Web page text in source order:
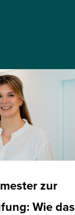
zur
Wie das